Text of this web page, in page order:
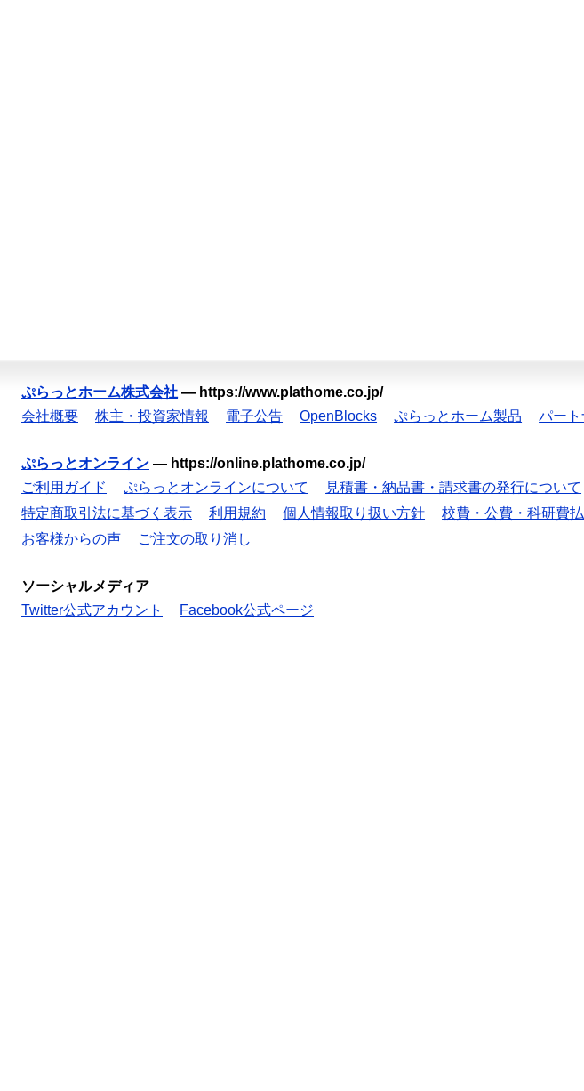
ぷらっとホーム株式会社 — https://www.plathome.co.jp/
会社概要
株主・投資家情報 電子公告 OpenBlocks ぷらっとホーム製品 パー
ぷらっとオンライン — https://online.plathome.co.jp/
ご利用ガイド
ぷらっとオンラインについて 見積書・納品書・請求書の発行について
特定商取引法に基づく表示
利用規約 個人情報取り扱い方針 校費・公費・科研費
お客様からの声
ご注文の取り消し
ソーシャルメディア
Twitter公式アカウント
Facebook公式ページ